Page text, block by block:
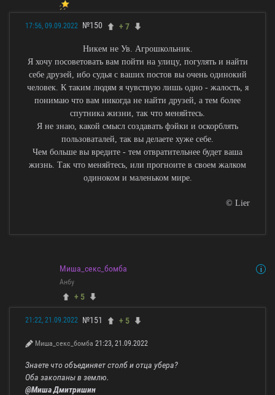
17:56, 09.09.2022 №150 + 7
Никем не Ув. Агрошкольник.
Я хочу посоветовать вам пойти на улицу, погулять и найти
себе друзей, ибо судья с ваших постов вы очень одинокий
человек. К таким людям я чувствую лишь одно - жалость, я
понимаю что вам никогда не найти друзей, а тем более
спутника жизни, так что меняйтесь.
Я не знаю, какой смысл создавать фэйки и оскорблять
пользоваталей, так вы делаете хуже себе.
Чем больше вы вредите - тем отвратительнее будет ваша
жизнь. Так что меняйтесь, или прогноите в своем жалком
одиноком и маленьком мире.
© Lier
Миша_секс_бомба
Анбу
+ 5
21:22, 21.09.2022 №151 + 5
Миша_секс_бомба 21:23, 21.09.2022
Знаете что объединяет столб и отца убера?
Оба закопаны в землю.
@Миша Дмитришин